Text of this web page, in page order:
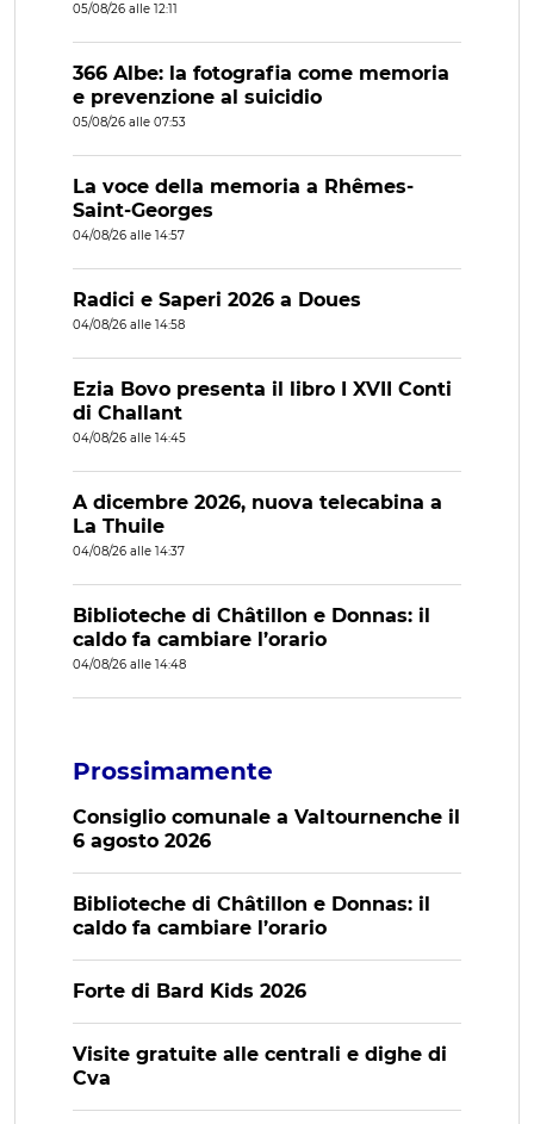
05/08/26 alle 12:11
366 Albe: la fotografia come memoria
e prevenzione al suicidio
05/08/26 alle 07:53
La voce della memoria a Rhêmes-
Saint-Georges
04/08/26 alle 14:57
Radici e Saperi 2026 a Doues
04/08/26 alle 14:58
Ezia Bovo presenta il libro I XVII Conti
di Challant
04/08/26 alle 14:45
A dicembre 2026, nuova telecabina a
La Thuile
04/08/26 alle 14:37
Biblioteche di Châtillon e Donnas: il
caldo fa cambiare l’orario
04/08/26 alle 14:48
Prossimamente
Consiglio comunale a Valtournenche il
6 agosto 2026
Biblioteche di Châtillon e Donnas: il
caldo fa cambiare l’orario
Forte di Bard Kids 2026
Visite gratuite alle centrali e dighe di
Cva